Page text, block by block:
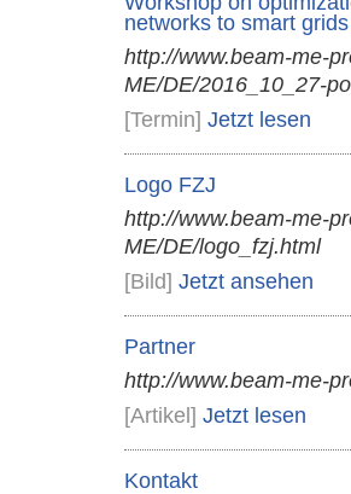
networks to smart grids
http://www.beam-me-
ME/DE/2016_10_27-
[Termin] Jetzt lesen
Logo FZJ
http://www.beam-me-
ME/DE/logo_fzj.html
[Bild] Jetzt ansehen
Partner
http://www.beam-me-
[Artikel] Jetzt lesen
Kontakt